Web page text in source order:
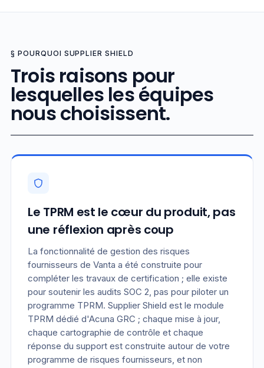
§ POURQUOI SUPPLIER SHIELD
Trois raisons pour
lesquelles les équipes
nous choisissent.
Le TPRM est le cœur du produit, pas
une réflexion après coup
La fonctionnalité de gestion des risques
fournisseurs de Vanta a été construite pour
compléter les travaux de certification ; elle existe
pour soutenir les audits SOC 2, pas pour piloter un
programme TPRM. Supplier Shield est le module
TPRM dédié d'Acuna GRC ; chaque mise à jour,
chaque cartographie de contrôle et chaque
réponse du support est construite autour de votre
programme de risques fournisseurs, et non